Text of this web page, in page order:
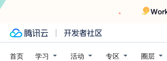
首页 学习 活动 专区 圈层